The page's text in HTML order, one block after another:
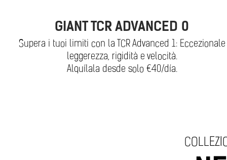
GIANT TCR ADVANCED 0
Supera i tuoi limiti con la TCR Advanced 1: Eccezionale
leggerezza, rigidità e velocità.
Alquílala desde solo €40/día.